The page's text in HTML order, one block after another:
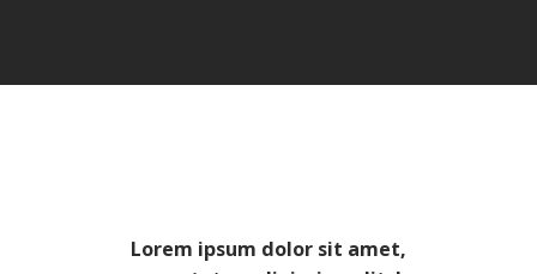
Lorem ipsum dolor sit amet,